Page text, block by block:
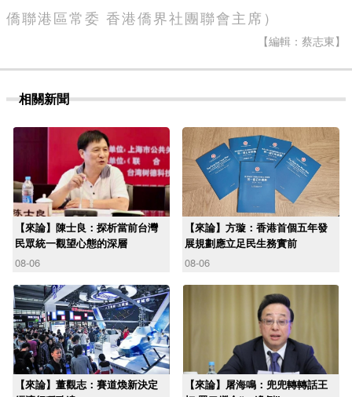
僑聯港區常委 香港僑界社團聯會主席）
【編輯：蔡志東】
相關新聞
【來論】陳士良：探析當前台灣
民眾統一觀望心態的深層
08-06
【來論】方璇：香港首個五年發
展規劃應立足民生務實前
08-06
【來論】董觀志：賽道煥新決定
【來論】屠海鳴：兜兜轉轉話王